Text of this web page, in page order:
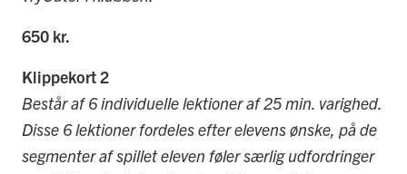
650 kr.
Klippekort 2
Består af 6 individuelle lektioner af 25 min. varighed.
Disse 6 lektioner fordeles efter elevens ønske, på de
segmenter af spillet eleven føler særlig udfordringer